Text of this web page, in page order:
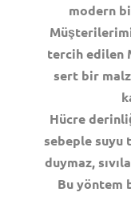
modern
tercih edilen
sert bir
Hücre
sebeple
duymaz,
Bu yöntem